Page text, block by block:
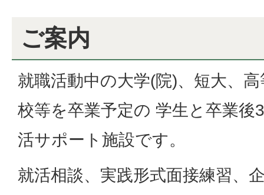
ご案内
就職活動中の大学(院)、短大、
校等を卒業予定の 学生と卒業後
活サポート施設です。
就活相談、実践形式面接練習、